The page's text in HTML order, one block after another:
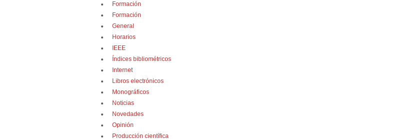
Formación
Formación
General
Horarios
IEEE
Índices bibliométricos
Internet
Libros electrónicos
Monográficos
Noticias
Novedades
Opinión
Producción científica